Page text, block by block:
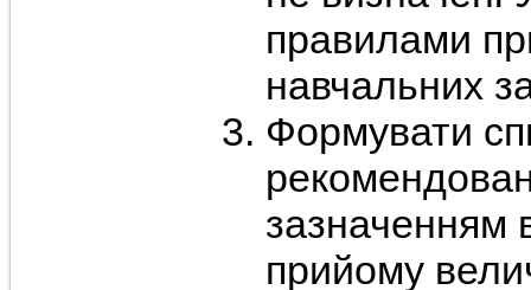
правилами
навчальних
Формувати
зазначенням
прийому